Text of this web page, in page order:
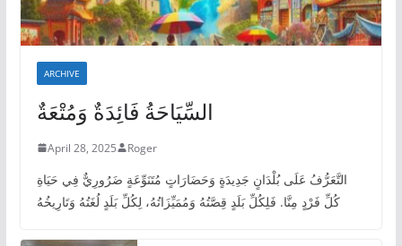
ARCHIVE
السِّيَاحَةُ فَائِدَةٌ وَمُتْعَةٌ
April 28, 2025 Roger
التَّعَرُّفُ عَلَى بُلْدَانٍ جَدِيدَةٍ وَحَضَارَاتٍ مُتَنَوِّعَةٍ ضَرُورِيٌّ فِي حَيَاةِ
كُلِّ فَرْدٍ مِنَّا. فَلِكُلِّ بَلَدٍ قِصَّتُهُ وَمُمَيِّزَاتُهُ، لِكُلِّ بَلَدٍ لُغَتُهُ وَتَارِيخُهُ